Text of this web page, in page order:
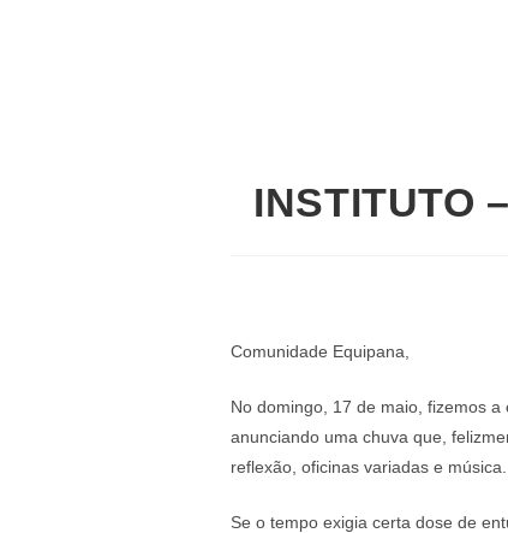
INSTITUTO
Comunidade Equipana,
No domingo, 17 de maio, fizemos
anunciando uma chuva que,
reflexão, oficinas variadas e música.
Se o tempo exigia certa dose de